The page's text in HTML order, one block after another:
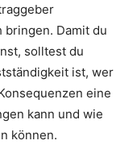
Damit du
solltest du
ist, wer
eine
kann und wie
können.